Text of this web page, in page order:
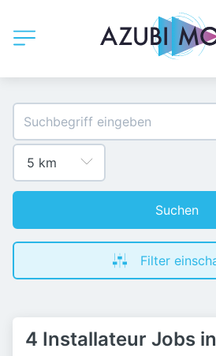
Suchen
Filter
4 Installateur Jobs